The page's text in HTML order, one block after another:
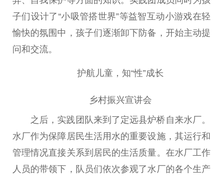
子们设计了“小吸管搭世界”等益智互动小游戏在轻
愉快的氛围中，孩子们逐渐卸下防备，开始主动提
问和交流。
护航儿童，知“性”成长
乡村振兴宣讲会
之后，实践团队来到了定远县炉桥自来水厂。
水厂作为保障居民生活用水的重要设施，其运行和
管理情况直接关系到居民的生活质量。在水厂工作
人员的带领下，队员们依次参观了水厂的各个生产